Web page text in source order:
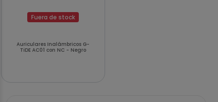
Fuera de stock
Auriculares Inalámbricos G-
TiDE AC01 con NC - Negro